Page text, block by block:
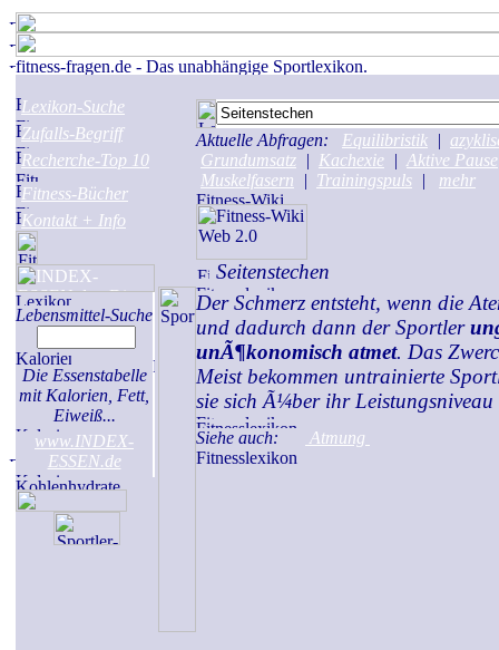
Lexikon-Suche
Zufalls-Begriff
Recherche-Top 10
Fitness-Bücher
Kontakt + Info
Lebensmittel-Suche
Die Essenstabelle
mit Kalorien, Fett,
Eiweiß...
www.INDEX-
ESSEN.de
Aktuelle Abfragen: Equilibristik |
Grundumsatz | Kachexie | Aktive Pause
Muskelfasern
| Trainingspuls | mehr
Seitenstechen
Der Schmerz entsteht, wenn die
und dadurch dann der Sportler
unÃ¶konomisch atmet. Das
Meist bekommen untrainierte
sie sich Ã¼ber ihr Leistungsniveau
Siehe auch: Atmung